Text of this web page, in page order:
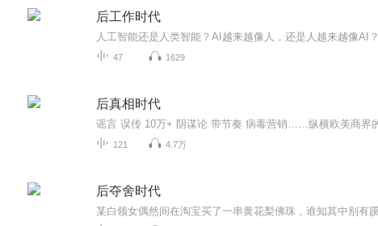
后工作时代
人工智能还是人类智能？AI越来越像人，还是人越来越像AI？
47 1629
后真相时代
121 4.7万
后夺舍时代